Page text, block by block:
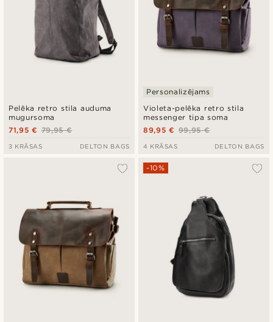
Pelēka retro stila auduma
mugursoma
79,95 €
71,95 €
3 KRĀSAS DELTON BAGS
Violeta-pelēka retro stila
messenger tipa soma
Personalizējams
99,95 €
89,95 €
4 KRĀSAS DELTON BAGS
-10%